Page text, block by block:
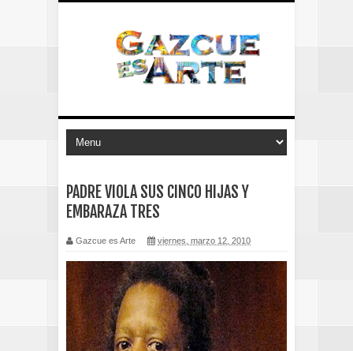
PADRE VIOLA SUS CINCO HIJAS Y
EMBARAZA TRES
Gazcue es Arte viernes, marzo 12, 2010